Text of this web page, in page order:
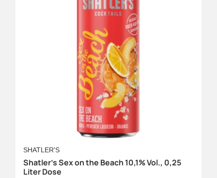
SHATLER'S
Shatler's Sex on the Beach 10,1% Vol., 0,25
Liter Dose